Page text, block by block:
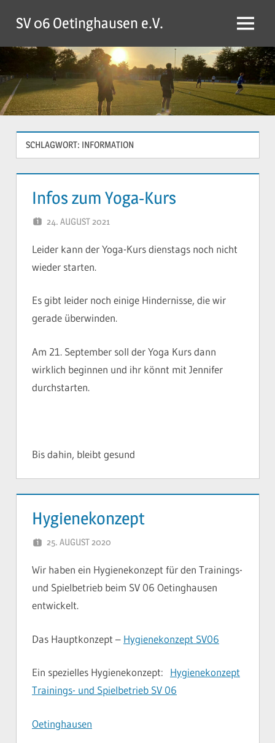
Inhalt
springen
SV 06 Oetinghausen e.V. Menü
SCHLAGWORT: INFORMATION
Infos zum Yoga-Kurs
24. AUGUST 2021
Leider kann der Yoga-Kurs dienstags noch nicht
wieder starten.
Es gibt leider noch einige Hindernisse, die wir
gerade überwinden.
Am 21. September soll der Yoga Kurs dann
wirklich beginnen und ihr könnt mit Jennifer
durchstarten.
Bis dahin, bleibt gesund
Hygienekonzept
25. AUGUST 2020
Wir haben ein Hygienekonzept für den Trainings-
und Spielbetrieb beim SV 06 Oetinghausen
entwickelt.
Das Hauptkonzept – Hygienekonzept SV06
Ein spezielles Hygienekonzept: Hygienekonzept
Trainings- und Spielbetrieb SV 06
Oetinghausen